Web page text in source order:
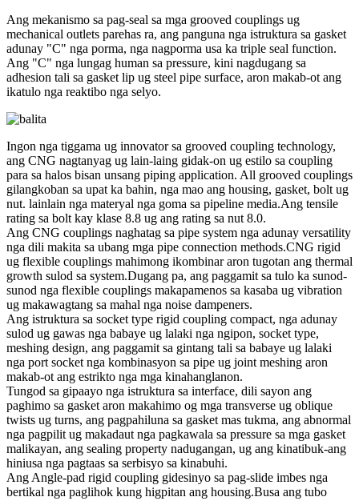
Ang mekanismo sa pag-seal sa mga grooved couplings ug
mechanical outlets parehas ra, ang panguna nga istruktura sa gasket
adunay "C" nga porma, nga nagporma usa ka triple seal function.
Ang "C" nga lungag human sa pressure, kini nagdugang sa
adhesion tali sa gasket lip ug steel pipe surface, aron makab-ot ang
ikatulo nga reaktibo nga selyo.
Ingon nga tiggama ug innovator sa grooved coupling technology,
ang CNG nagtanyag ug lain-laing gidak-on ug estilo sa coupling
para sa halos bisan unsang piping application. All grooved couplings
gilangkoban sa upat ka bahin, nga mao ang housing, gasket, bolt ug
nut. lainlain nga materyal nga goma sa pipeline media.Ang tensile
rating sa bolt kay klase 8.8 ug ang rating sa nut 8.0.
Ang CNG couplings naghatag sa pipe system nga adunay versatility
nga dili makita sa ubang mga pipe connection methods.CNG rigid
ug flexible couplings mahimong ikombinar aron tugotan ang thermal
growth sulod sa system.Dugang pa, ang paggamit sa tulo ka sunod-
sunod nga flexible couplings makapamenos sa kasaba ug vibration
ug makawagtang sa mahal nga noise dampeners.
Ang istruktura sa socket type rigid coupling compact, nga adunay
sulod ug gawas nga babaye ug lalaki nga ngipon, socket type,
meshing design, ang paggamit sa gintang tali sa babaye ug lalaki
nga port socket nga kombinasyon sa pipe ug joint meshing aron
makab-ot ang estrikto nga mga kinahanglanon.
Tungod sa gipaayo nga istruktura sa interface, dili sayon ​​​​ang
paghimo sa gasket aron makahimo og mga transverse ug oblique
twists ug turns, ang pagpahiluna sa gasket mas tukma, ang abnormal
nga pagpilit ug makadaut nga pagkawala sa pressure sa mga gasket
malikayan, ang sealing property nadugangan, ug ang kinatibuk-ang
hiniusa nga pagtaas sa serbisyo sa kinabuhi.
Ang Angle-pad rigid coupling gidesinyo sa pag-slide imbes nga
bertikal nga paglihok kung higpitan ang housing.Busa ang tubo